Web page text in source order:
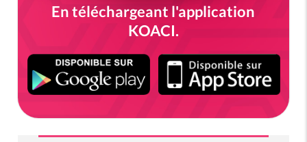
En téléchargeant l'application
KOACI.